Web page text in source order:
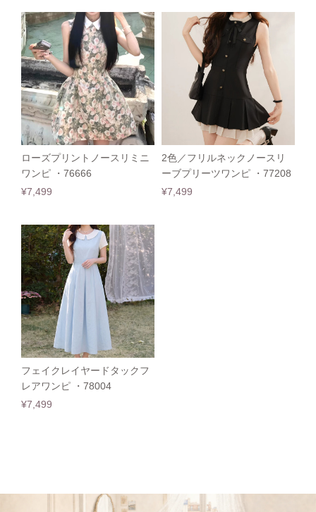
ローズプリントノースリミニ
ワンピ ・76666
¥7,499
2色／フリルネックノースリ
ーブプリーツワンピ ・77208
¥7,499
フェイクレイヤードタックフ
レアワンピ ・78004
¥7,499